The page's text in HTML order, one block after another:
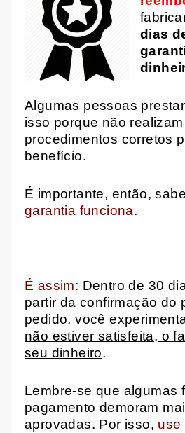
dias
Algumas pessoas
isso porque não
procedimentos corretos
benefício.
É importante, então,
garantia funciona.
É assim: Dentro de 30
partir da confirmação do
pedido, você
não estiver satisfeita, o
seu dinheiro.
Lembre-se que algumas
pagamento demoram
aprovadas. Por isso, use